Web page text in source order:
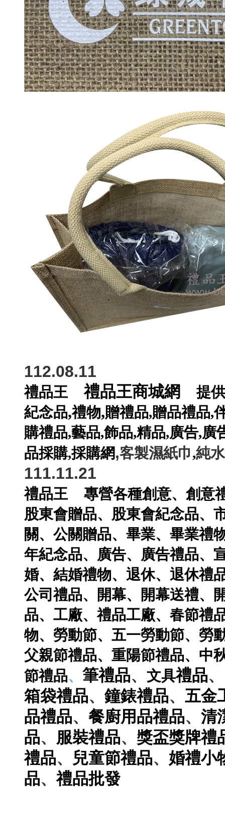
112.08.11
禮品王 禮品王商城網
提
紀念品,禮物,贈禮品,贈品禮品,
購禮品,藝品,飾品,精品,廣告,廣
品採購,採購網,客製濕紙巾,純
111.11.21
禮品王 專營各種創意、 創意
股東會贈品、 股東會紀念品、
關、 公關贈品、 畢業、 畢業禮
年紀念品、 廣告、 廣告禮品、
婚、 結婚禮物、 退休、 退休禮
公司禮品、 開幕、 開幕送禮、
品、 工廠、禮品工廠、 春節禮
物、 勞動節、 五一勞動節、 勞
父親節禮品、 重陽節禮品、 中
節禮品、 筆禮品、 文具禮品、
箱袋禮品、 鐘錶禮品、 五金
品禮品、 餐廚用品禮品、 清
品、 服裝禮品、 獎盃獎牌禮
禮品、 兒童節禮品、 婚禮小
品、禮品批發